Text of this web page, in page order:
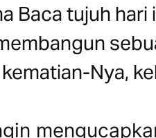
Baca tujuh
Nya,